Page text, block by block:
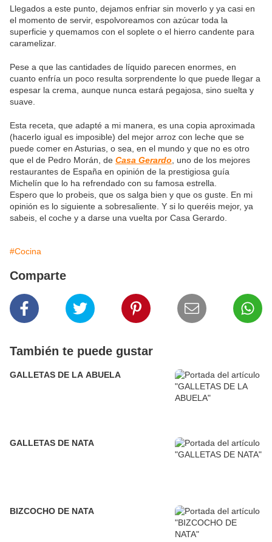
Llegados a este punto, dejamos enfriar sin moverlo y ya casi en
el momento de servir, espolvoreamos con azúcar toda la
superficie y quemamos con el soplete o el hierro candente para
caramelizar.
Pese a que las cantidades de líquido parecen enormes, en
cuanto enfría un poco resulta sorprendente lo que puede llegar a
espesar la crema, aunque nunca estará pegajosa, sino suelta y
suave.
Esta receta, que adapté a mi manera, es una copia aproximada
(hacerlo igual es imposible) del mejor arroz con leche que se
puede comer en Asturias, o sea, en el mundo y que no es otro
que el de Pedro Morán, de Casa Gerardo , uno de los mejores
restaurantes de España en opinión de la prestigiosa guía
Michelín que lo ha refrendado con su famosa estrella.
Espero que lo probeis, que os salga bien y que os guste. En mi
opinión es lo siguiente a sobresaliente. Y si lo queréis mejor, ya
sabeis, el coche y a darse una vuelta por Casa Gerardo.
#Cocina
Comparte
También te puede gustar
GALLETAS DE LA ABUELA
GALLETAS DE NATA
BIZCOCHO DE NATA